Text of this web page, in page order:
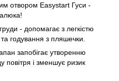
отвором Easystart Гуси -
- допомагає з легкістю
годування з пляшечки.
запобігає утворенню
повітря і зменшує ризик